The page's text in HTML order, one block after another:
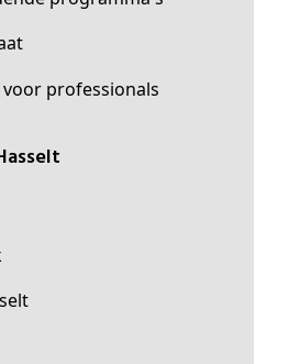
voor professionals